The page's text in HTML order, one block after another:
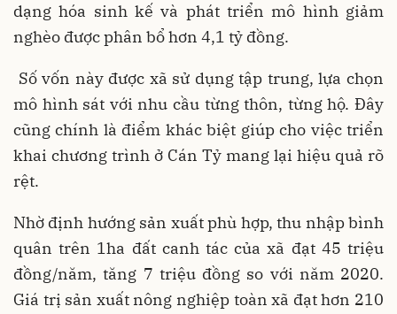
dạng hóa sinh kế và phát triển mô hình giảm
nghèo được phân bổ hơn 4,1 tỷ đồng.
Số vốn này được xã sử dụng tập trung, lựa chọn
mô hình sát với nhu cầu từng thôn, từng hộ. Đây
cũng chính là điểm khác biệt giúp cho việc triển
khai chương trình ở Cán Tỷ mang lại hiệu quả rõ
rệt.
Nhờ định hướng sản xuất phù hợp, thu nhập bình
quân trên 1ha đất canh tác của xã đạt 45 triệu
đồng/năm, tăng 7 triệu đồng so với năm 2020.
Giá trị sản xuất nông nghiệp toàn xã đạt hơn 210